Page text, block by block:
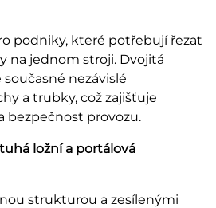
podniky, které potřebují řezat
na jednom stroji. Dvojitá
nezávislé
a trubky, což zajišťuje
bezpečnost provozu.
ložní a portálová
strukturou a zesílenými